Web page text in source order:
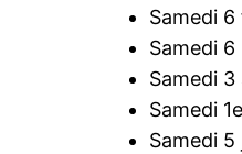
Samedi
Samedi 6
Samedi 3
Samedi
Samedi 5